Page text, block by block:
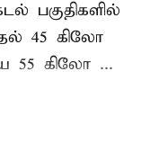
பகுதிகளில்
45 கிலோ
55 கிலோ ...